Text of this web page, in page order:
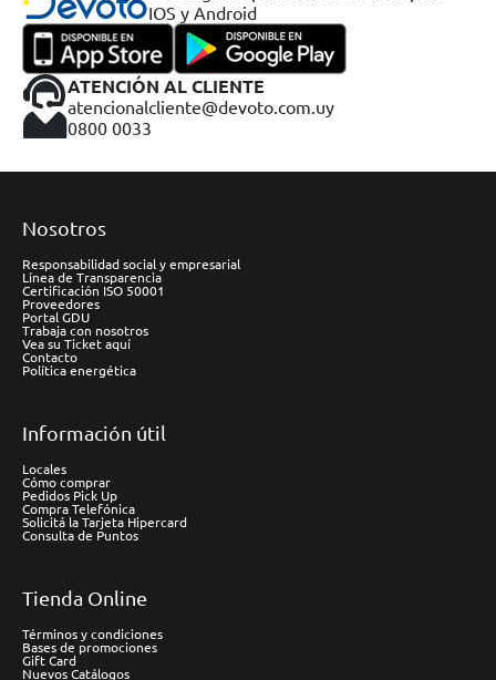
IOS y Android
ATENCIÓN AL CLIENTE
atencionalcliente@devoto.com.uy
0800 0033
Nosotros
Responsabilidad social y empresarial
Línea de Transparencia
Certificación ISO 50001
Proveedores
Portal GDU
Trabaja con nosotros
Vea su Ticket aquí
Contacto
Política energética
Información útil
Locales
Cómo comprar
Pedidos Pick Up
Compra Telefónica
Solicitá la Tarjeta Hipercard
Consulta de Puntos
Tienda Online
Términos y condiciones
Bases de promociones
Gift Card
Nuevos Catálogos